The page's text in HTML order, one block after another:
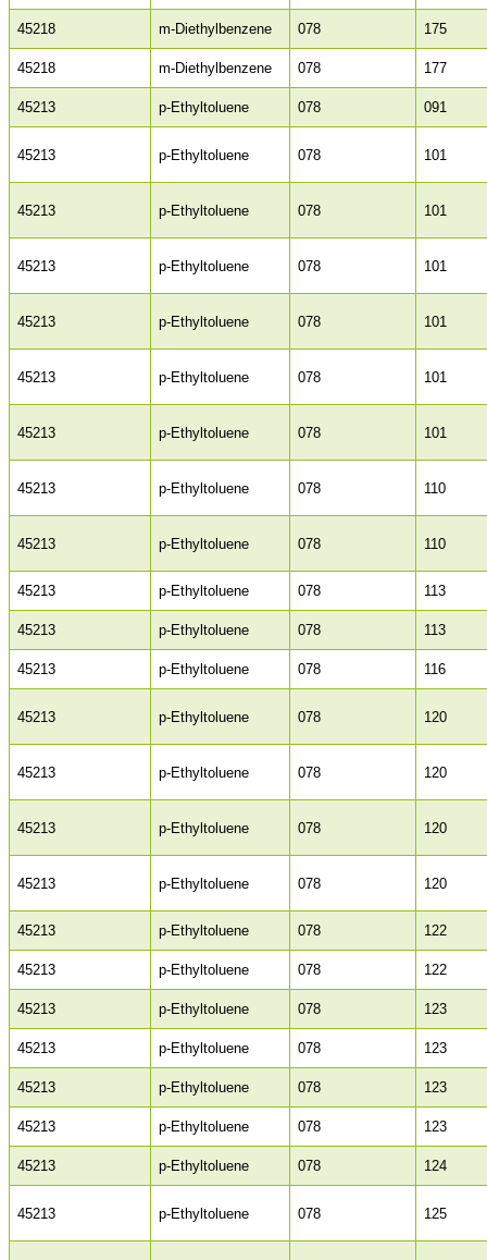
45218 m-Diethylbenzene 078 175
45218 m-Diethylbenzene 078 177
45213 p-Ethyltoluene 078 091
45213 p-Ethyltoluene 078 101
45213 p-Ethyltoluene 078 101
45213 p-Ethyltoluene 078 101
45213 p-Ethyltoluene 078 101
45213 p-Ethyltoluene 078 101
45213 p-Ethyltoluene 078 101
45213 p-Ethyltoluene 078 110
45213 p-Ethyltoluene 078 110
45213 p-Ethyltoluene 078 113
45213 p-Ethyltoluene 078 113
45213 p-Ethyltoluene 078 116
45213 p-Ethyltoluene 078 120
45213 p-Ethyltoluene 078 120
45213 p-Ethyltoluene 078 120
45213 p-Ethyltoluene 078 120
45213 p-Ethyltoluene 078 122
45213 p-Ethyltoluene 078 122
45213 p-Ethyltoluene 078 123
45213 p-Ethyltoluene 078 123
45213 p-Ethyltoluene 078 123
45213 p-Ethyltoluene 078 123
45213 p-Ethyltoluene 078 124
45213 p-Ethyltoluene 078 125